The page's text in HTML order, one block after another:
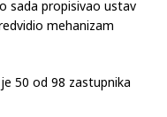
će odlučivati o
potpisa oba
mehanizam